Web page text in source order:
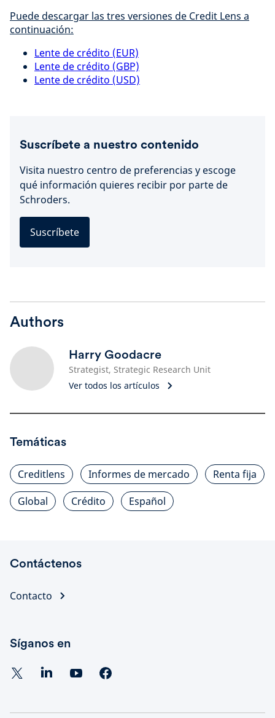
Puede descargar las tres versiones de Credit Lens a
continuación:
Lente de crédito (EUR)
Lente de crédito (GBP)
Lente de crédito (USD)
Suscríbete a nuestro contenido
Visita nuestro centro de preferencias y escoge
qué información quieres recibir por parte de
Schroders.
Suscríbete
Authors
Harry Goodacre
Strategist, Strategic Research Unit
Ver todos los artículos
Temáticas
Creditlens Informes de mercado
Renta fija
Global
Crédito Español
Contáctenos
Contacto
Síganos en